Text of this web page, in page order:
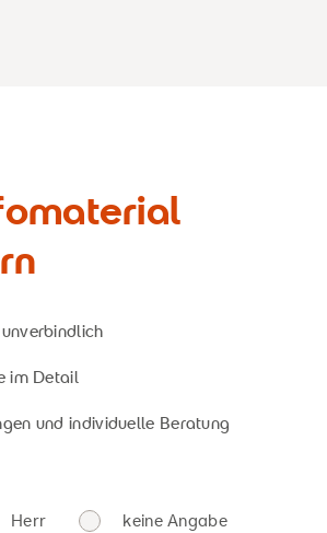
im Detail
und individuelle Beratung
Herr keine Angabe